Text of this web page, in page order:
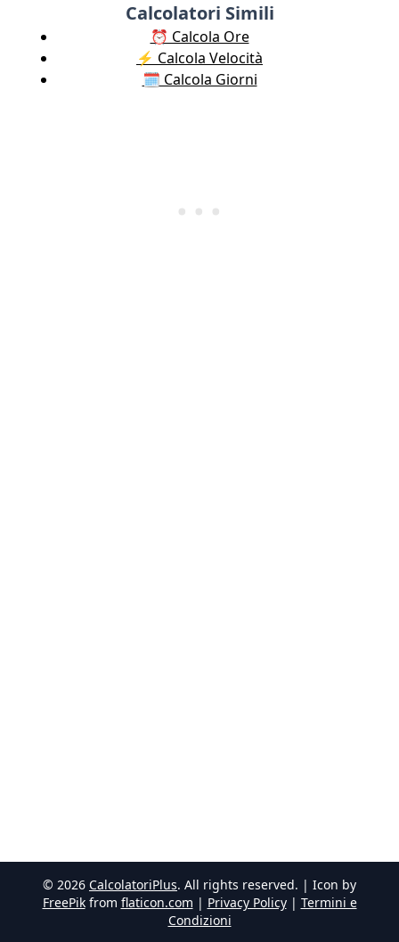
Calcolatori Simili
⏰ Calcola Ore
⚡️ Calcola Velocità
🗓️ Calcola Giorni
© 2026 CalcolatoriPlus. All rights reserved. | Icon by
FreePik from flaticon.com | Privacy Policy| Termini e
Condizioni